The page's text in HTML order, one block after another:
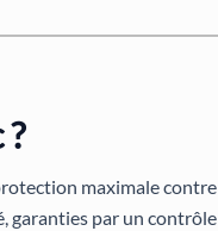
maximale contre
garanties par un contrôle